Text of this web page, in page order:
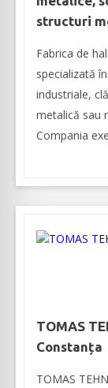
structuri
Fabrica de
specializată
industriale,
metalică sau
Compania
TOMAS
Constanța
TOMAS